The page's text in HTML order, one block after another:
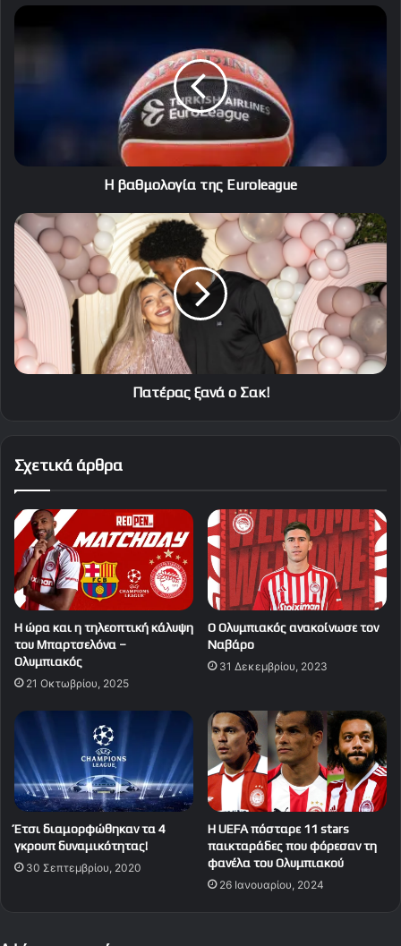
Η
Η βαθμολογία της Euroleague
Πατέρας
ξανά
ο
Σακ!
Πατέρας ξανά ο Σακ!
Σχετικά άρθρα
Η ώρα και η τηλεοπτική κάλυψη
του Μπαρτσελόνα –
Ολυμπιακός
21 Οκτωβρίου, 2025
Ο Ολυμπιακός ανακοίνωσε τον
Ναβάρο
31 Δεκεμβρίου, 2023
Έτσι διαμορφώθηκαν τα 4
γκρουπ δυναμικότητας!
30 Σεπτεμβρίου, 2020
Η UEFA πόσταρε 11 stars
παικταράδες που φόρεσαν τη
φανέλα του Ολυμπιακού
26 Ιανουαρίου, 2024